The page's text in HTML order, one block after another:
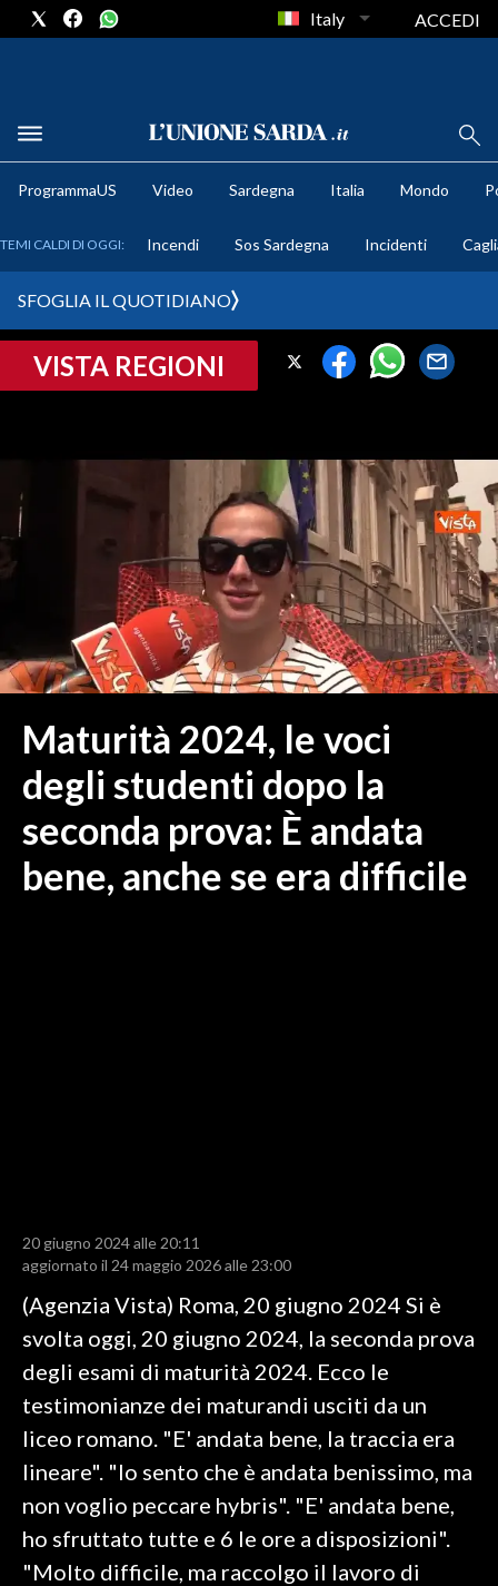
METEO
CRONACA SARDEGNA
ORISTANO E PROVINCIA
SASSARI E PROVINCIA
NUORO E PROVINCIA
OGLIASTRA
ITALIA
MONDO
POLITICA
CALCIO
CALCIO REGIONALE
BASKET
VOLLEY
MOTORI
TENNIS
ALTRI SPORT
SPETTACOLI
Italy ACCEDI
ProgrammaUS Video Sardegna Italia Mondo
TEMI CALDI DI OGGI: Incendi Sos Sardegna Incidenti
SFOGLIA IL QUOTIDIANO
VISTA REGIONI
Maturità 2024, le voci
degli studenti dopo la
seconda prova: È andata
bene, anche se era difficile
20 giugno 2024 alle 20:11
aggiornato il 24 maggio 2026 alle 23:00
(Agenzia Vista) Roma, 20 giugno 2024 Si è
svolta oggi, 20 giugno 2024, la seconda prova
degli esami di maturità 2024. Ecco le
testimonianze dei maturandi usciti da un
liceo romano. "E' andata bene, la traccia era
lineare". "Io sento che è andata benissimo, ma
non voglio peccare hybris". "E' andata bene,
ho sfruttato tutte e 6 le ore a disposizioni".
"Molto difficile, ma raccolgo il lavoro di